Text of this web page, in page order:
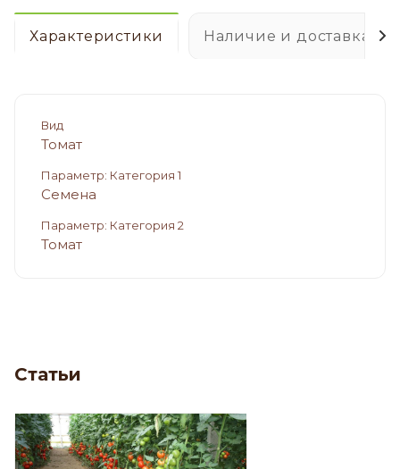
Характеристики Наличие и доставка
Вид
Томат
Параметр: Категория 1
Семена
Параметр: Категория 2
Томат
Статьи